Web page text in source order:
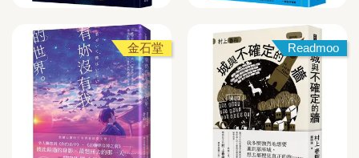
金石堂 Readmoo